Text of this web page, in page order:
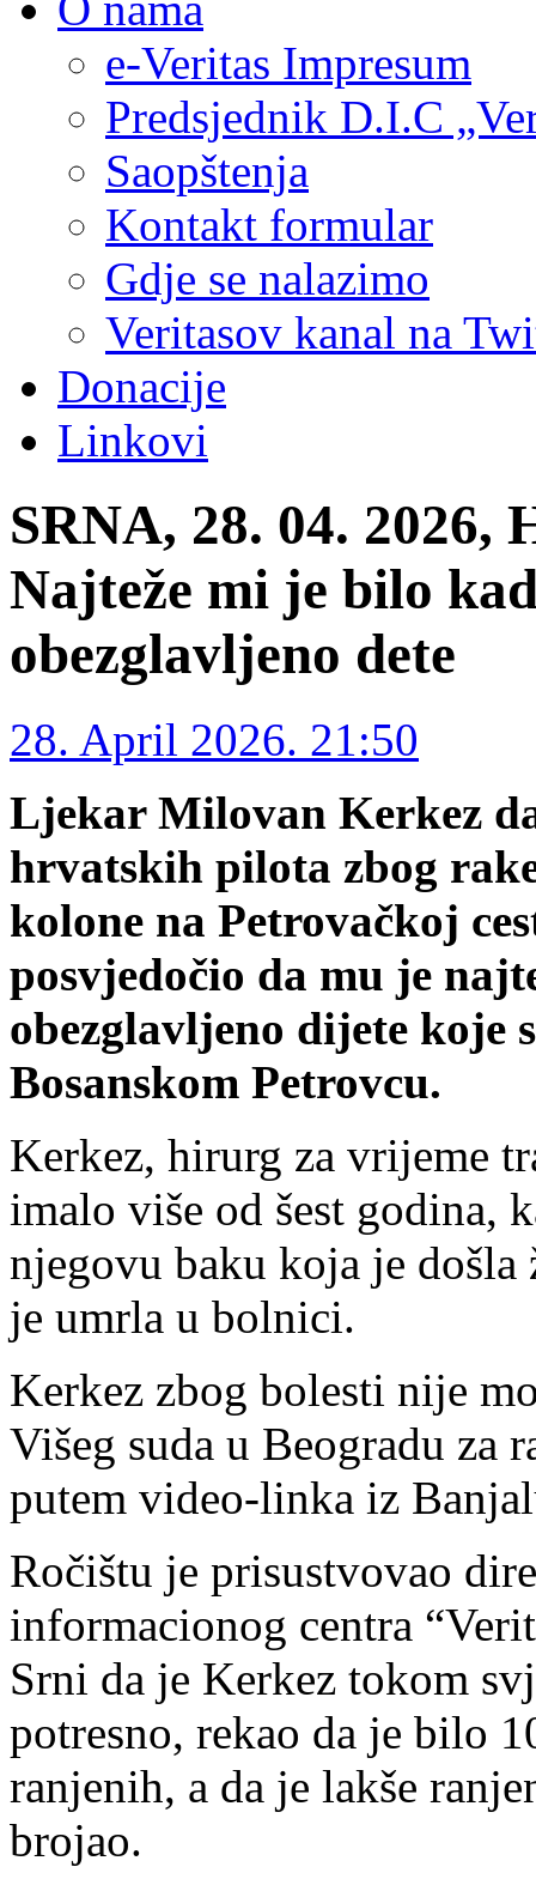
e-Veritas Impresum
Predsjednik D.I.C
Saopštenja
Kontakt formular
Gdje se nalazimo
Veritasov kanal na
Donacije
Linkovi
SRNA, 28. 04.
Najteže mi je bilo
obezglavljeno dete
28. April 2026. 21:50
Ljekar Milovan Kerkez
hrvatskih pilota zbog
kolone na Petrovačkoj
posvjedočio da mu je
obezglavljeno dijete koje
Bosanskom Petrovcu.
Kerkez, hirurg za vrijeme
imalo više od šest godina,
njegovu baku koja je došla
je umrla u bolnici.
Kerkez zbog bolesti nije
Višeg suda u Beogradu za
putem video-linka iz
Ročištu je prisustvovao
informacionog centra
Srni da je Kerkez tokom
potresno, rekao da je bilo
ranjenih, a da je lakše
brojao.